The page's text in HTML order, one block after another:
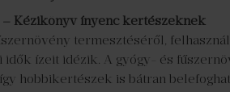
Kézikönyv ínyenc kertészeknek
termesztéséről,
ízeit idézik. A gyógy- és
hobbikertészek is bátran